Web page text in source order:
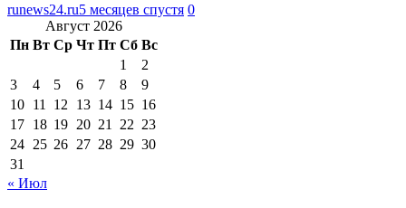
runews24.ru5 месяцев спустя 0
Август 2026
Пн Вт Ср Чт Пт Сб Вс
1
2
3
4 5 6 7 8
9
10 11 12 13 14 15 16
17 18 19 20 21 22 23
24 25 26 27 28 29 30
31
« Июл